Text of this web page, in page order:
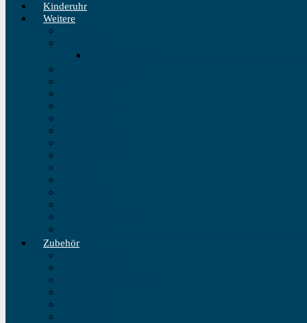
Kinderuhr
Weitere
Zubehör